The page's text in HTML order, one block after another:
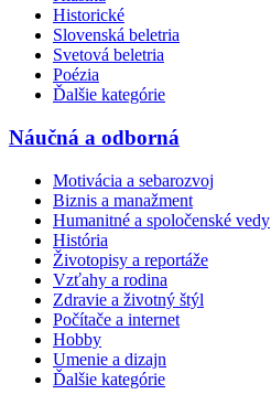
Historické
Slovenská beletria
Svetová beletria
Poézia
Ďalšie kategórie
Náučná a odborná
Motivácia a sebarozvoj
Biznis a manažment
Humanitné a spoločenské vedy
História
Životopisy a reportáže
Vzťahy a rodina
Zdravie a životný štýl
Počítače a internet
Hobby
Umenie a dizajn
Ďalšie kategórie